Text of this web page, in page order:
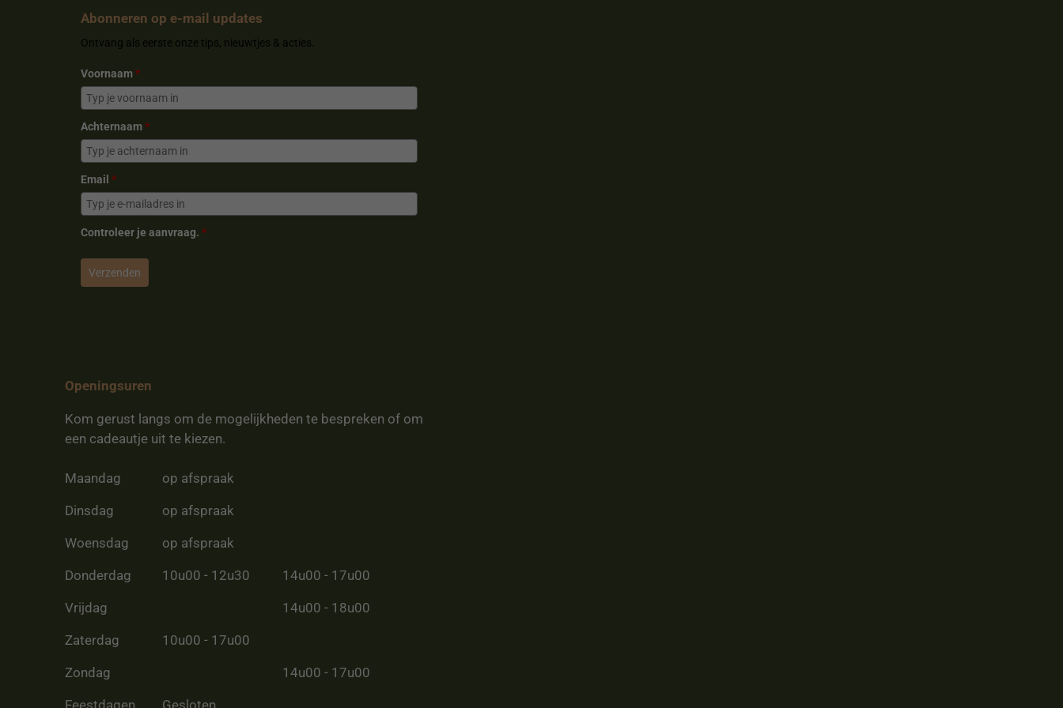
o
e
t
r
m
Abonneren op e-mail updates
Ontvang als eerste onze tips, nieuwtjes & acties.
Voornaam*
Achternaam*
Email *
Controleer je aanvraag. *
Verzenden
Openingsuren
Kom gerust langs om de mogelijkheden te bespreken of om
een cadeautje uit te kiezen.
Maandag op afspraak
Dinsdag op afspraak
Woensdag op afspraak
Donderdag 10u00 - 12u30 14u00 - 17u00
Vrijdag 14u00 - 18u00
Zaterdag 10u00 - 17u00
Zondag 14u00 - 17u00